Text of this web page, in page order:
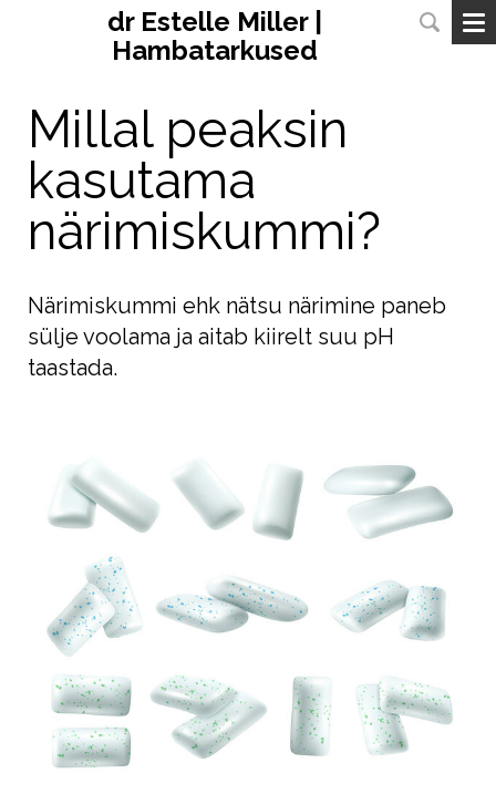
dr Estelle Miller |
Hambatarkused
Millal peaksin
kasutama
närimiskummi?
Närimiskummi ehk nätsu närimine paneb
sülje voolama ja aitab kiirelt suu pH
taastada.